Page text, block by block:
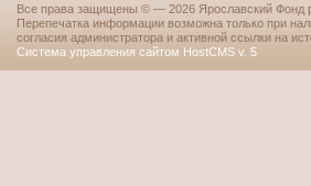
Все права защищены © — 2026 Ярославский Фонд
Перепечатка информации возможна только при
согласия администратора и активной ссылки на
Система управления сайтом HostCMS v. 5